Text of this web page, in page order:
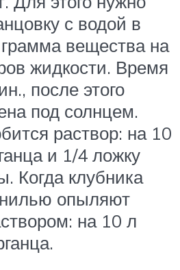
с водой в
вещества на
жидкости. Время
после этого
под солнцем.
раствор: на 10
и 1/4 ложку
Когда клубника
опыляют
на 10 л